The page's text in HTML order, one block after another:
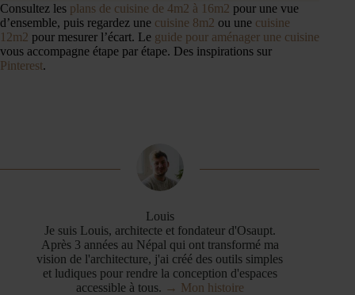
Consultez les plans de cuisine de 4m2 à 16m2 pour une vue
d’ensemble, puis regardez une cuisine 8m2 ou une cuisine
12m2 pour mesurer l’écart. Le guide pour aménager une cuisine
vous accompagne étape par étape. Des inspirations sur
Pinterest.
Louis
Je suis Louis, architecte et fondateur d'Osaupt.
Après 3 années au Népal qui ont transformé ma
vision de l'architecture, j'ai créé des outils simples
et ludiques pour rendre la conception d'espaces
accessible à tous. → Mon histoire